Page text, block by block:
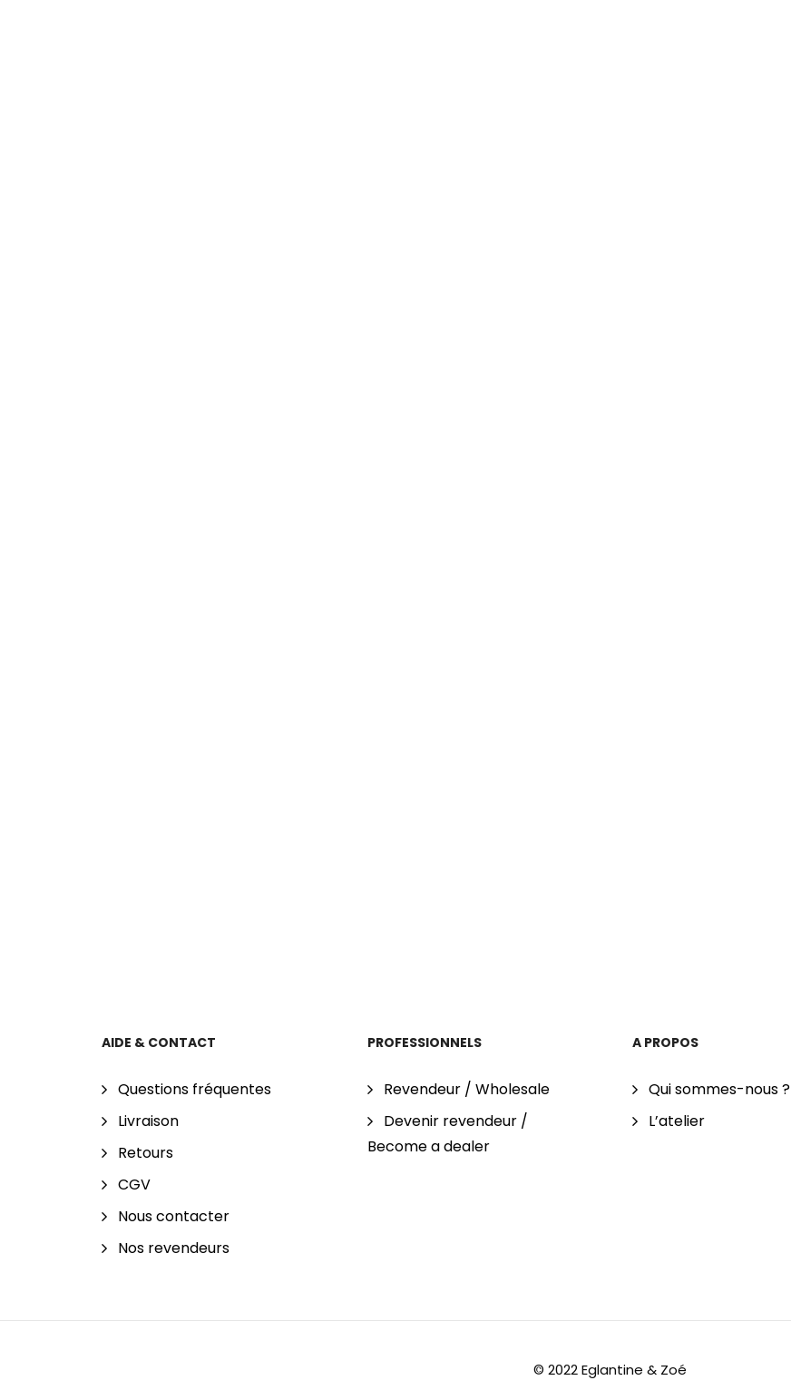
AIDE & CONTACT
Questions fréquentes
Livraison
Retours
CGV
Nous contacter
Nos revendeurs
PROFESSIONNELS
Revendeur / Wholesale
Devenir revendeur /
Become a dealer
A PROPOS
Qui sommes-nous ?
L’atelier
© 2022 Eglantine & Zoé